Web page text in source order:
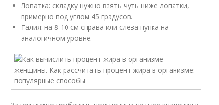
Лопатка: складку нужно взять чуть ниже лопатки,
примерно под углом 45 градусов.
Талия: на 8-10 см справа или слева пупка на
аналогичном уровне.